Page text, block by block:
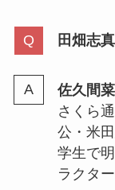
田畑志
佐久間
さくら
公・米
学生で
ラクタ